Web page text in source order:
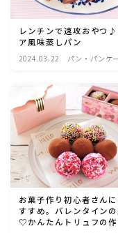
牛肉料理
ひき肉料理
魚介料理
卵料理
野菜料理(ブロッコ
の花・その他)
野菜料理(きゅうり・
レンチンで速攻おやつ♪
ア風味蒸しパン
2024.03.22
パン・パンケ
イ・ケークサ
もの
お菓子作り初心者さん
すすめ。バレンタイン
♡かんたんトリュフの作